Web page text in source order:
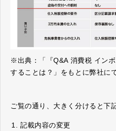
※出典：「『Q&A 消費税 イン
することは？」をもとに弊社に
ご覧の通り、大きく分けると下
記載内容の変更